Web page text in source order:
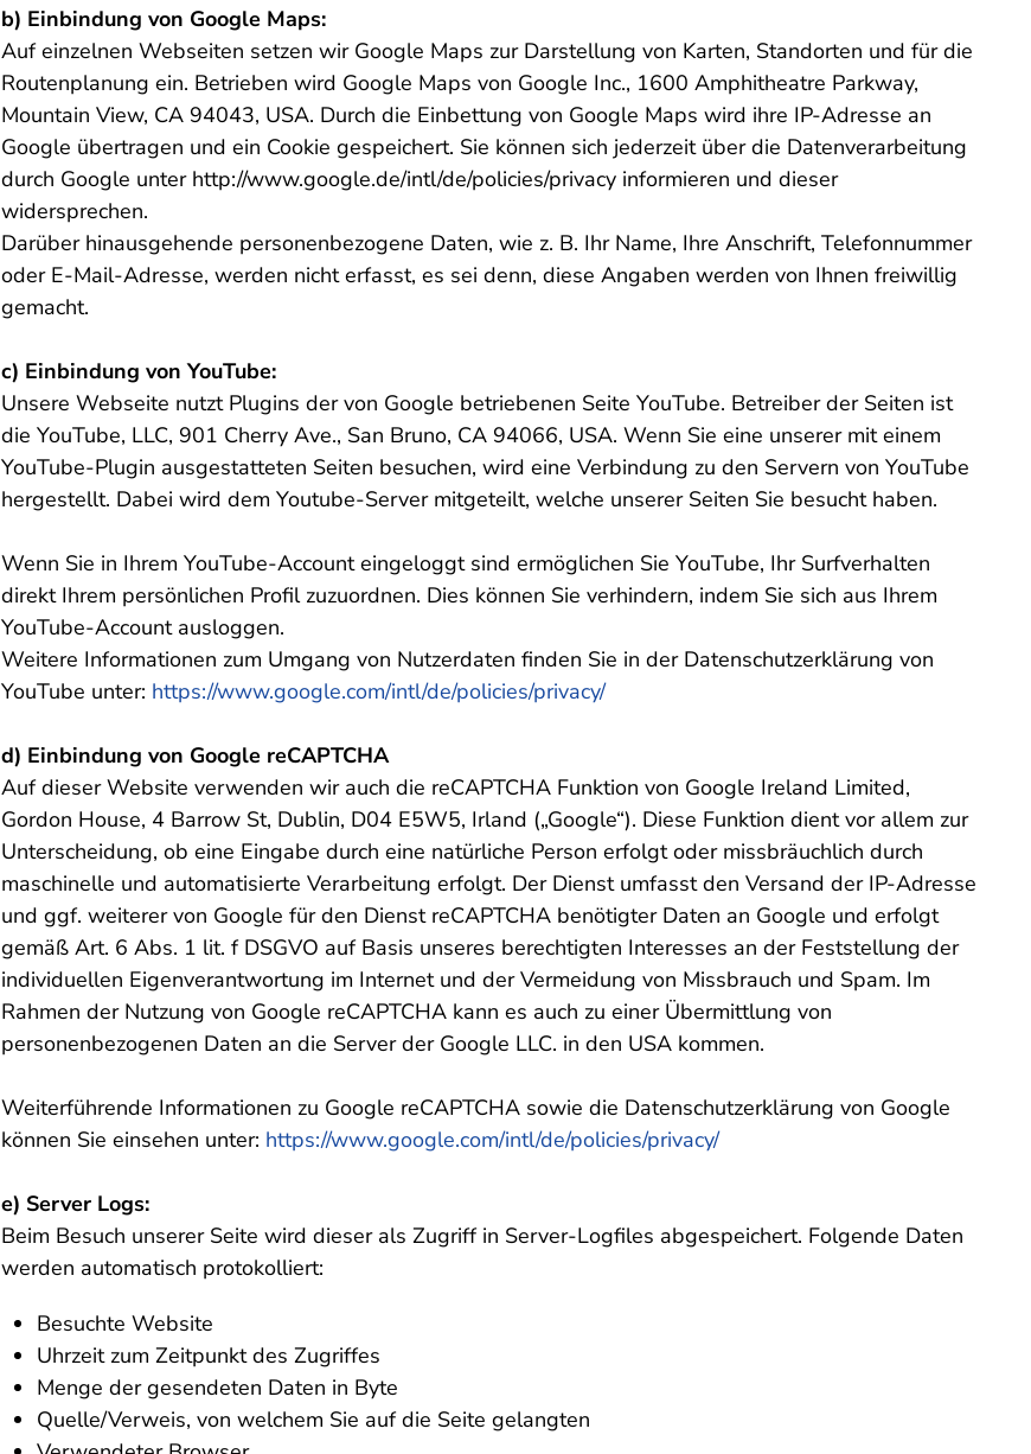
b) Einbindung von Google Maps:
Auf einzelnen Webseiten setzen wir Google Maps zur Darstellung von Karten, Standorten und für die
Routenplanung ein. Betrieben wird Google Maps von Google Inc., 1600 Amphitheatre Parkway,
Mountain View, CA 94043, USA. Durch die Einbettung von Google Maps wird ihre IP-Adresse an
Google übertragen und ein Cookie gespeichert. Sie können sich jederzeit über die Datenverarbeitung
durch Google unter http://www.google.de/intl/de/policies/privacy informieren und dieser
widersprechen.
Darüber hinausgehende personenbezogene Daten, wie z. B. Ihr Name, Ihre Anschrift, Telefonnummer
oder E-Mail-Adresse, werden nicht erfasst, es sei denn, diese Angaben werden von Ihnen freiwillig
gemacht.
c) Einbindung von YouTube:
Unsere Webseite nutzt Plugins der von Google betriebenen Seite YouTube. Betreiber der Seiten ist
die YouTube, LLC, 901 Cherry Ave., San Bruno, CA 94066, USA. Wenn Sie eine unserer mit einem
YouTube-Plugin ausgestatteten Seiten besuchen, wird eine Verbindung zu den Servern von YouTube
hergestellt. Dabei wird dem Youtube-Server mitgeteilt, welche unserer Seiten Sie besucht haben.
Wenn Sie in Ihrem YouTube-Account eingeloggt sind ermöglichen Sie YouTube, Ihr Surfverhalten
direkt Ihrem persönlichen Profil zuzuordnen. Dies können Sie verhindern, indem Sie sich aus Ihrem
YouTube-Account ausloggen.
Weitere Informationen zum Umgang von Nutzerdaten finden Sie in der Datenschutzerklärung von
YouTube unter: https://www.google.com/intl/de/policies/privacy/
d) Einbindung von Google reCAPTCHA
Auf dieser Website verwenden wir auch die reCAPTCHA Funktion von Google Ireland Limited,
Gordon House, 4 Barrow St, Dublin, D04 E5W5, Irland („Google“). Diese Funktion dient vor allem zur
Unterscheidung, ob eine Eingabe durch eine natürliche Person erfolgt oder missbräuchlich durch
maschinelle und automatisierte Verarbeitung erfolgt. Der Dienst umfasst den Versand der IP-Adresse
und ggf. weiterer von Google für den Dienst reCAPTCHA benötigter Daten an Google und erfolgt
gemäß Art. 6 Abs. 1 lit. f DSGVO auf Basis unseres berechtigten Interesses an der Feststellung der
individuellen Eigenverantwortung im Internet und der Vermeidung von Missbrauch und Spam. Im
Rahmen der Nutzung von Google reCAPTCHA kann es auch zu einer Übermittlung von
personenbezogenen Daten an die Server der Google LLC. in den USA kommen.
Weiterführende Informationen zu Google reCAPTCHA sowie die Datenschutzerklärung von Google
können Sie einsehen unter: https://www.google.com/intl/de/policies/privacy/
e) Server Logs:
Beim Besuch unserer Seite wird dieser als Zugriff in Server-Logfiles abgespeichert. Folgende Daten
werden automatisch protokolliert:
Besuchte Website
Uhrzeit zum Zeitpunkt des Zugriffes
Menge der gesendeten Daten in Byte
Quelle/Verweis, von welchem Sie auf die Seite gelangten